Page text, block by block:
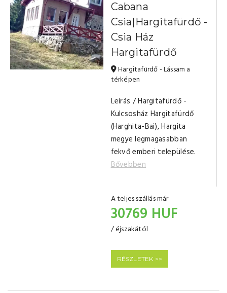
Cabana
Csia|Hargitafürdő -
Csia Ház
Hargitafürdő
Hargitafürdő - Lássam a
térképen
Leírás / Hargitafürdő -
Kulcsosház Hargitafürdő
(Harghita-Bai), Hargita
megye legmagasabban
fekvő emberi települése.
Bővebben
A teljes szállás már
30769 HUF
/ éjszakától
RÉSZLETEK >>